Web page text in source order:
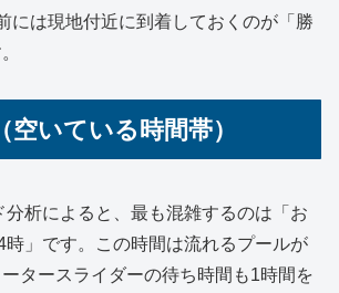
には現地付近に到着しておくのが「勝
空いている時間帯）
析によると、最も混雑するのは「お
時」です。この時間は流れるプールが
タースライダーの待ち時間も1時間を